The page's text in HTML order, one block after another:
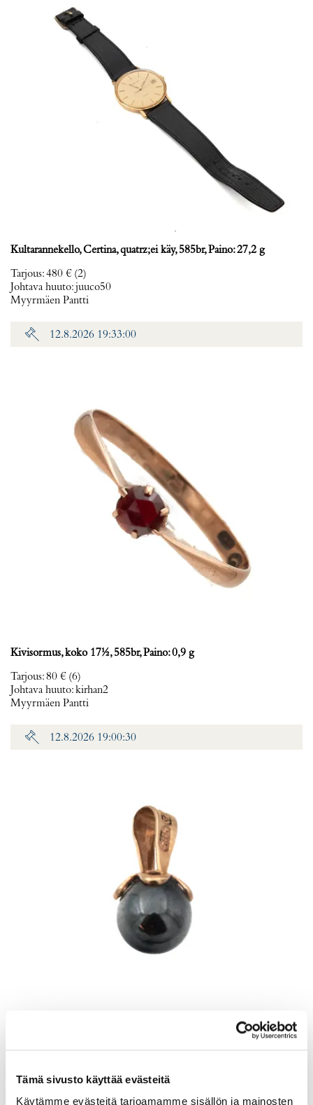
Tämä sivusto käyttää evästeitä
Käytämme evästeitä tarjoamamme sisällön ja mainosten
Kultarannekello, Certina, quatrz;ei käy, 585br, Paino: 27,2 g
Tarjous:480 € (2)
Johtava huuto:juuco50
Myyrmäen Pantti
12.8.2026 19:33:00
Kivisormus, koko 17½, 585br, Paino: 0,9 g
Tarjous:80 € (6)
Johtava huuto:kirhan2
Myyrmäen Pantti
12.8.2026 19:00:30
Lähtöhinta:30 €